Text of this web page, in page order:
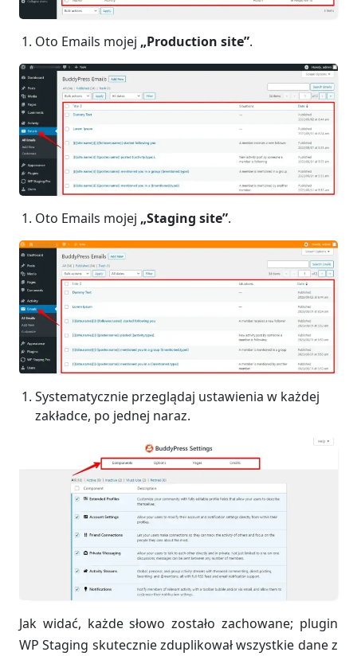
Oto Emails mojej „Production site”.
Oto Emails mojej „Staging site”.
Systematycznie przeglądaj ustawienia w każdej
zakładce, po jednej naraz.
Jak widać, każde słowo zostało zachowane; plugin
WP Staging skutecznie zduplikował wszystkie dane z